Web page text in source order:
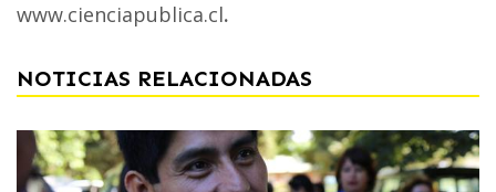
www.cienciapublica.cl.
NOTICIAS RELACIONADAS